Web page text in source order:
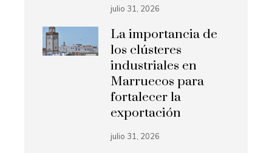
julio 31, 2026
La importancia de
los clústeres
industriales en
Marruecos para
fortalecer la
exportación
julio 31, 2026